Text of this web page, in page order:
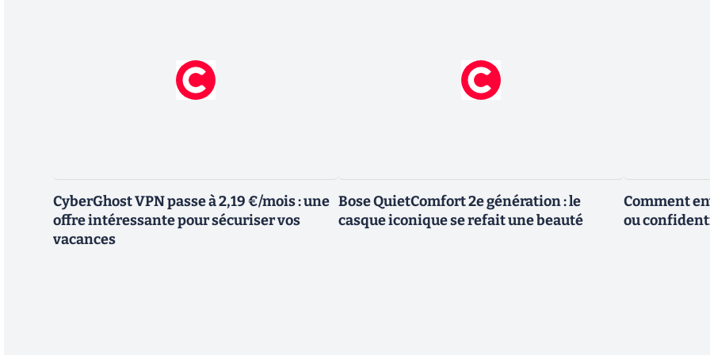
CyberGhost VPN passe à 2,19 €/mois : une
offre intéressante pour sécuriser vos
vacances
Bose QuietComfort 2e génération : le
casque iconique se refait une beauté
Comment
ou